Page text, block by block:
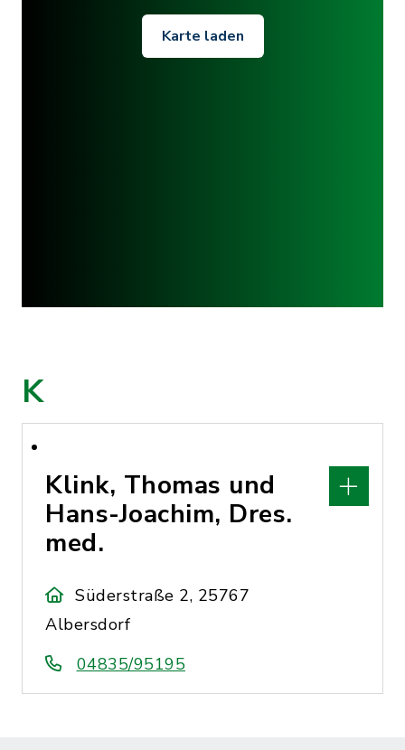
Karte laden
K
Klink, Thomas und
Hans-Joachim, Dres.
med.
Süderstraße 2, 25767
Albersdorf
04835/95195